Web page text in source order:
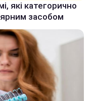
які категорично
засобом